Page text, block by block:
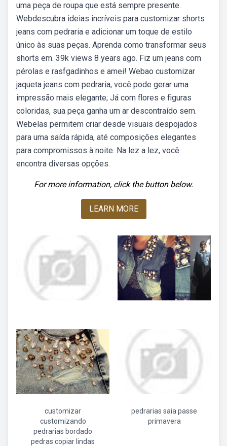
uma peça de roupa que está sempre presente.
Webdescubra ideias incríveis para customizar shorts
jeans com pedraria e adicionar um toque de estilo
único às suas peças. Aprenda como transformar seus
shorts em. 39k views 8 years ago. Fiz um jeans com
pérolas e rasfgadinhos e amei! Webao customizar
jaqueta jeans com pedraria, você pode gerar uma
impressão mais elegante; Já com flores e figuras
coloridas, sua peça ganha um ar descontraído sem.
Webelas permitem criar desde visuais despojados
para uma saída rápida, até composições elegantes
para compromissos à noite. Na lez a lez, você
encontra diversas opções.
For more information, click the button below.
LEARN MORE
customizar
customizando
pedrarias bordado
pedras copiar lindas
pedrarias saia passe
primavera